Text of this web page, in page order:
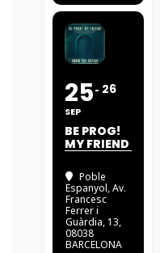
25
SEP
26
BE PROG!
MY FRIEND
Poble
Espanyol, Av.
Francesc
Ferrer i
Guàrdia, 13,
08038
BARCELONA